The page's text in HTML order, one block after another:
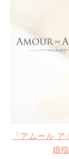
「アムール
婚